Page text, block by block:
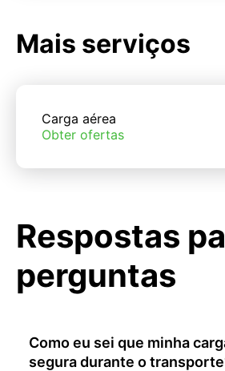
Mais serviços
Carga aérea
Obter ofertas
Respostas
perguntas
Como eu sei que minha
segura durante o